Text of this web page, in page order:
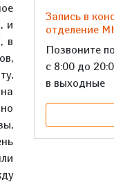
и
в
Запись в
отделение
Позвоните
с 8:00 до
в выходные